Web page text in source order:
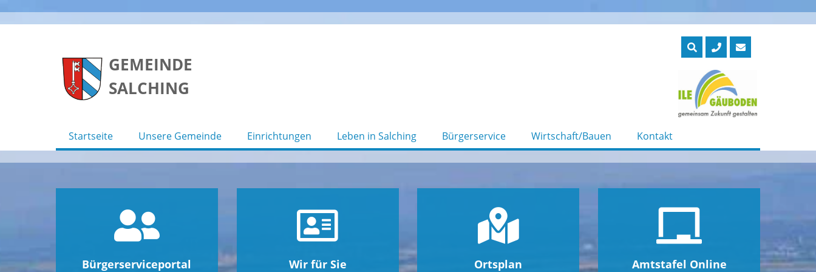
GEMEINDE
SALCHING
Startseite Unsere Gemeinde Einrichtungen Leben in Salching Bürgerservice Wirtschaft/Bauen Kontakt
Bürgerserviceportal Wir für Sie Ortsplan Amtstafel Online